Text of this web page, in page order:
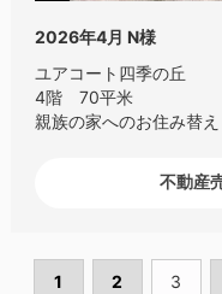
2026年4月 N様
ユアコート四季の丘
4階 70平米
親族の家へのお住み替え
不動産
1 2 3